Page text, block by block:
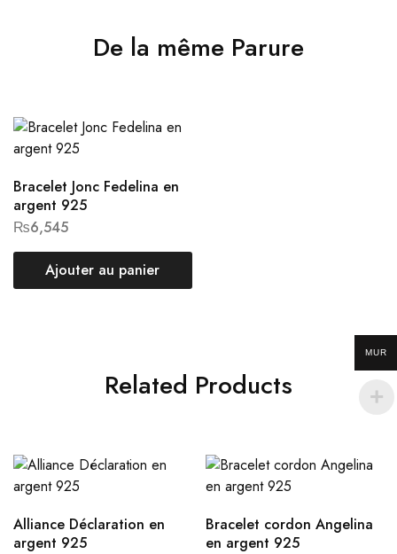
De la même Parure
Bracelet Jonc Fedelina en
argent 925
₨6,545
Ajouter au panier
Related Products
Alliance Déclaration en
argent 925
Bracelet cordon Angelina
en argent 925
MUR